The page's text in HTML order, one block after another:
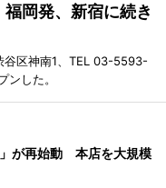
岡発、新宿に続き
谷区神南1、TEL 03-5593-
した。
が再始動 本店を大規模